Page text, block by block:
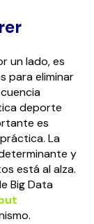
un lado, es
para eliminar
deporte
es
La
y
está al alza.
Big Data